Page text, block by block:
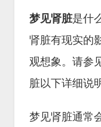
梦见肾脏是什
肾脏有现实的
观想象。请参
脏以下详细说
梦见肾脏通常